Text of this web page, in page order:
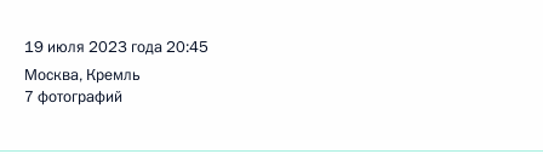
19 июля 2023 года20:45
Москва, Кремль
7 фотографий